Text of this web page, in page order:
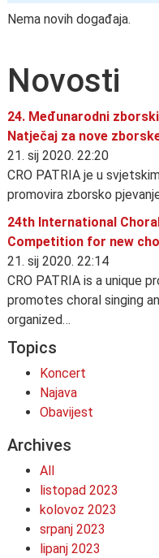
Nema novih događaja.
Novosti
24. Međunarodni
Natječaj za nove
21. sij 2020. 22:20
CRO PATRIA je u
promovira zborsko
24th International
Competition for new
21. sij 2020. 22:14
CRO PATRIA is a unique
promotes choral singing
organized…
Topics
Koncert
Najava
Obavijest
Archives
All
listopad 2023
kolovoz 2023
srpanj 2023
lipanj 2023